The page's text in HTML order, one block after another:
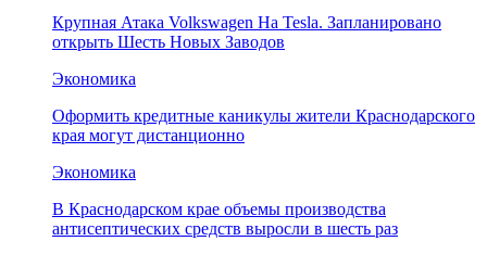
Крупная Атака Volkswagen На Tesla. Запланировано
открыть Шесть Новых Заводов
Экономика
Оформить кредитные каникулы жители Краснодарского
края могут дистанционно
Экономика
В Краснодарском крае объемы производства
антисептических средств выросли в шесть раз